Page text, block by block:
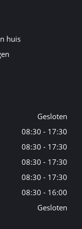
huis
Gesloten
08:30 - 17:30
08:30 - 17:30
08:30 - 17:30
08:30 - 17:30
08:30 - 16:00
Gesloten